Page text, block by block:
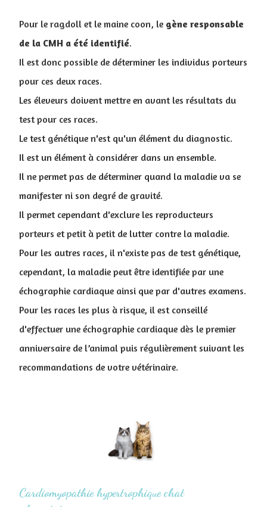
Pour le ragdoll et le maine coon, le gène responsable
de la CMH a été identifié.
Il est donc possible de déterminer les individus porteurs
pour ces deux races.
Les éleveurs doivent mettre en avant les résultats du
test pour ces races.
Le test génétique n'est qu'un élément du diagnostic.
Il est un élément à considérer dans un ensemble.
Il ne permet pas de déterminer quand la maladie va se
manifester ni son degré de gravité.
Il permet cependant d'exclure les reproducteurs
porteurs et petit à petit de lutter contre la maladie.
Pour les autres races, il n'existe pas de test génétique,
cependant, la maladie peut être identifiée par une
échographie cardiaque ainsi que par d'autres examens.
Pour les races les plus à risque, il est conseillé
d'effectuer une échographie cardiaque dès le premier
anniversaire de l’animal puis régulièrement suivant les
recommandations de votre vétérinaire.
Cardiomyopathie hypertrophique chat